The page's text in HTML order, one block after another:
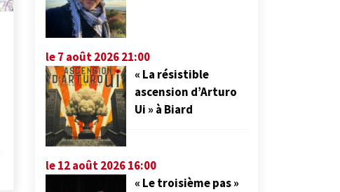
le 7 août 2026 21:00
« La résistible
ascension d’Arturo
Ui » à Biard
le 12 août 2026 16:00
« Le troisième pas »